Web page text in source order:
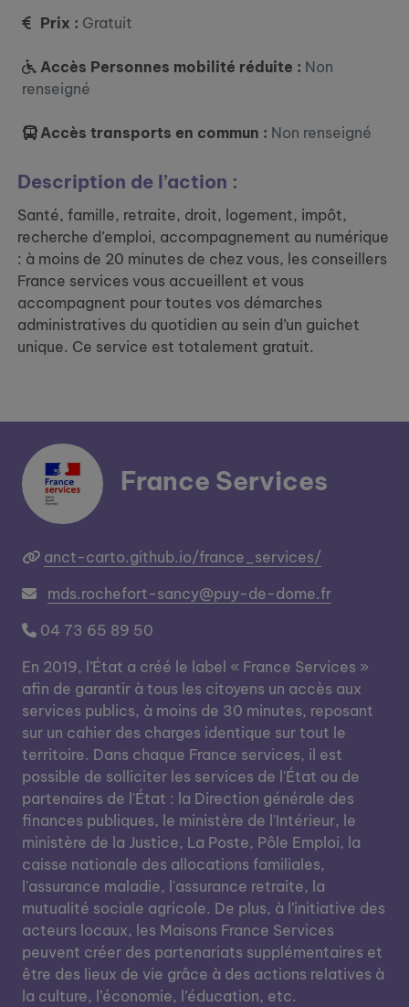
Prix : Gratuit
Accès Personnes mobilité réduite : Non
renseigné
Accès transports en commun : Non renseigné
Description de l’action :
Santé, famille, retraite, droit, logement, impôt,
recherche d’emploi, accompagnement au numérique
: à moins de 20 minutes de chez vous, les conseillers
France services vous accueillent et vous
accompagnent pour toutes vos démarches
administratives du quotidien au sein d’un guichet
unique. Ce service est totalement gratuit.
France Services
anct-carto.github.io/france_services/
mds.rochefort-sancy@puy-de-dome.fr
04 73 65 89 50
En 2019, l’État a créé le label « France Services »
afin de garantir à tous les citoyens un accès aux
services publics, à moins de 30 minutes, reposant
sur un cahier des charges identique sur tout le
territoire. Dans chaque France services, il est
possible de solliciter les services de l'État ou de
partenaires de l'État : la Direction générale des
finances publiques, le ministère de l'Intérieur, le
ministère de la Justice, La Poste, Pôle Emploi, la
caisse nationale des allocations familiales,
l'assurance maladie, l'assurance retraite, la
mutualité sociale agricole. De plus, à l’initiative des
acteurs locaux, les Maisons France Services
peuvent créer des partenariats supplémentaires et
être des lieux de vie grâce à des actions relatives à
la culture, l’économie, l’éducation, etc.